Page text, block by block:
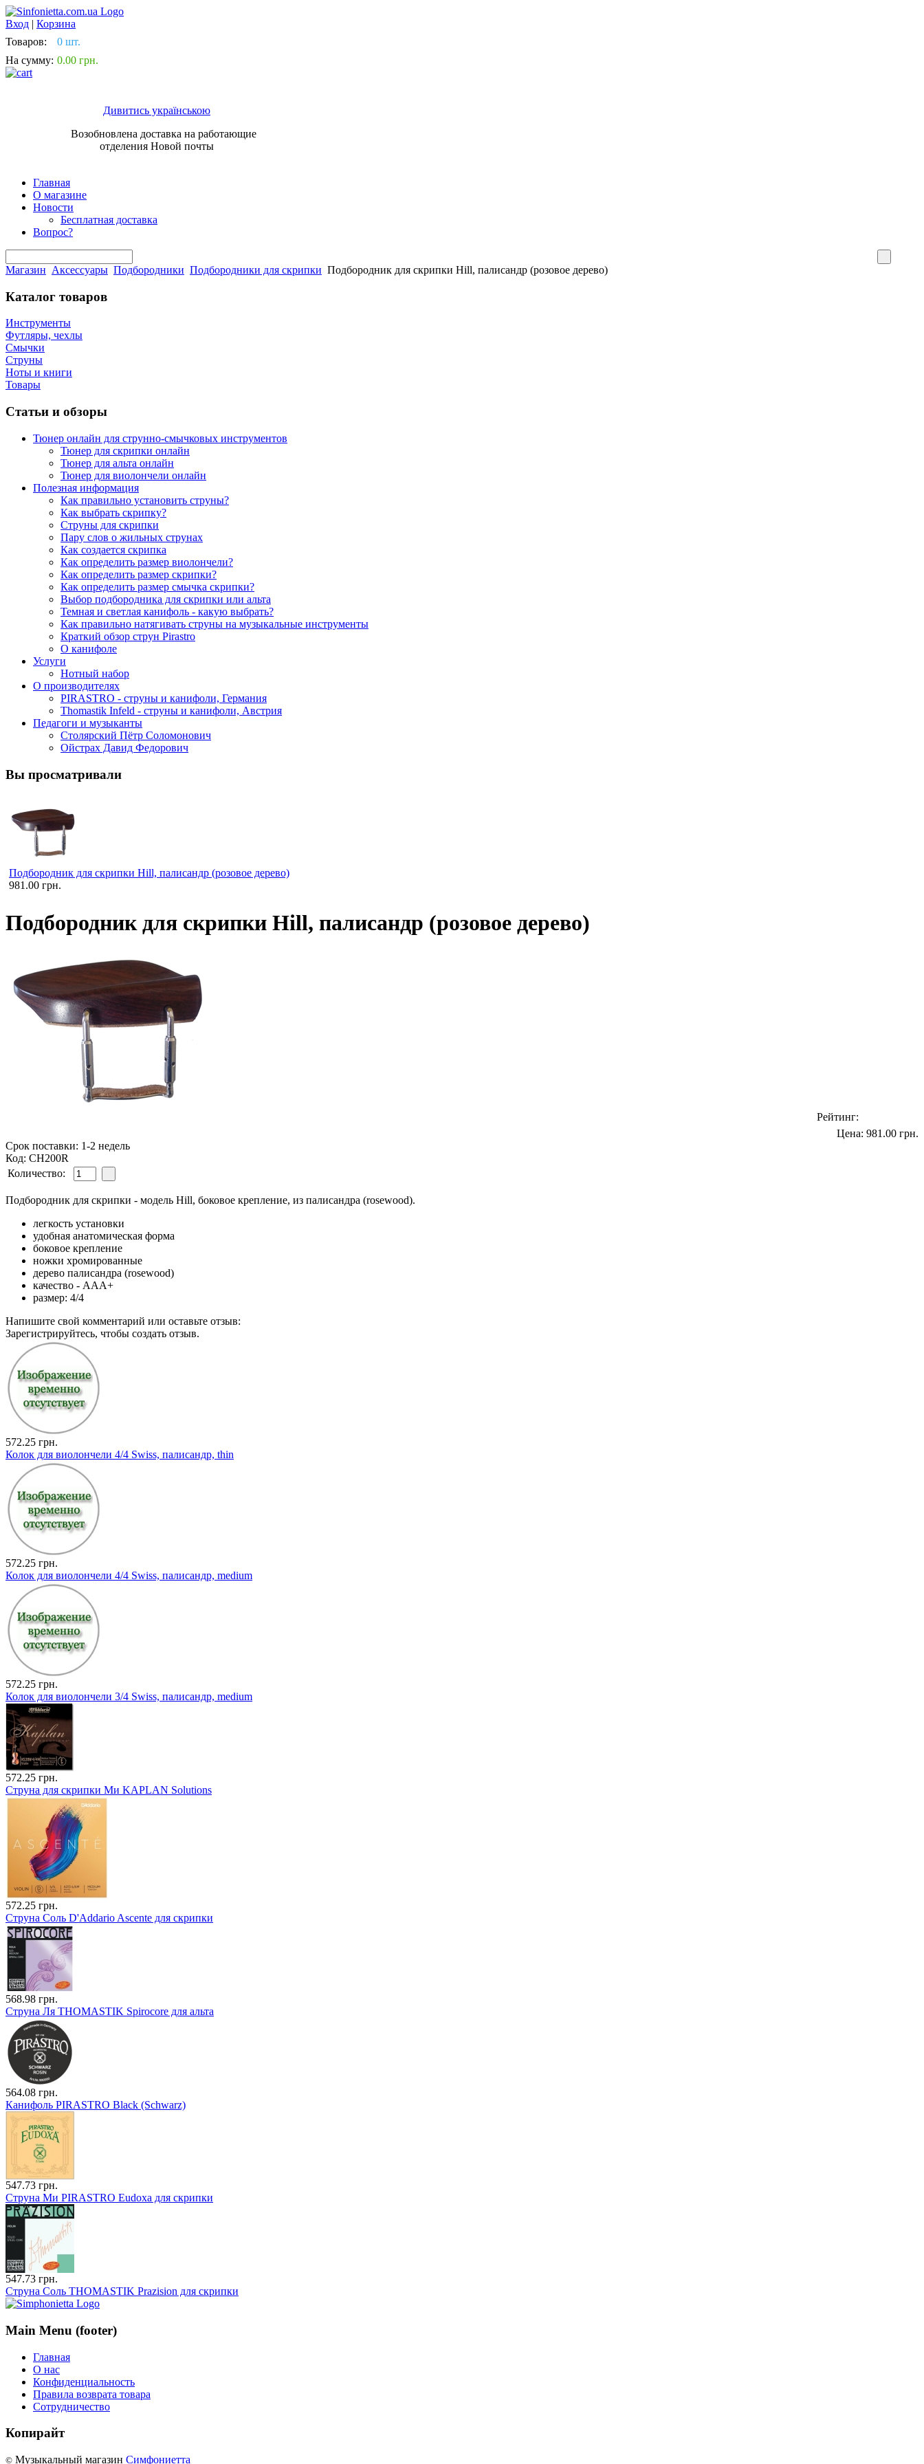
Вход | Корзина
Товаров:
0 шт.
На сумму: 0.00 грн.
Дивитись українською
Возобновлена доставка на работающие
отделения Новой почты
Главная
О магазине
Новости
Бесплатная доставка
Вопрос?
Магазин Аксессуары Подбородники Подбородники для скрипки Подбородник для скрипки Hill, палисандр (розовое дерево)
Каталог товаров
Инструменты
Футляры, чехлы
Смычки
Струны
Ноты и книги
Товары
Статьи и обзоры
Тюнер онлайн для струнно-смычковых инструментов
Тюнер для скрипки онлайн
Тюнер для альта онлайн
Тюнер для виолончели онлайн
Полезная информация
Как правильно установить струны?
Как выбрать скрипку?
Струны для скрипки
Пару слов о жильных струнах
Как создается скрипка
Как определить размер виолончели?
Как определить размер скрипки?
Как определить размер смычка скрипки?
Выбор подбородника для скрипки или альта
Темная и светлая канифоль - какую выбрать?
Как правильно натягивать струны на музыкальные инструменты
Краткий обзор струн Pirastro
О канифоле
Услуги
Нотный набор
О производителях
PIRASTRO - струны и канифоли, Германия
Thomastik Infeld - струны и канифоли, Австрия
Педагоги и музыканты
Столярский Пётр Соломонович
Ойстрах Давид Федорович
Вы просматривали
Подбородник для скрипки Hill, палисандр (розовое дерево)
981.00 грн.
Подбородник для скрипки Hill, палисандр (розовое дерево)
Рейтинг:
Цена: 981.00 грн.
Срок поставки: 1-2 недель
Код: CH200R
Количество:
Подбородник для скрипки - модель Hill, боковое крепление, из палисандра (rosewood).
легкость установки
удобная анатомическая форма
боковое крепление
ножки хромированные
дерево палисандра (rosewood)
качество - AAA+
размер: 4/4
Напишите свой комментарий или оставьте отзыв:
Зарегистрируйтесь, чтобы создать отзыв.
572.25 грн.
Колок для виолончели 4/4 Swiss, палисандр, thin
572.25 грн.
Колок для виолончели 4/4 Swiss, палисандр, medium
572.25 грн.
Колок для виолончели 3/4 Swiss, палисандр, medium
572.25 грн.
Струна для скрипки Ми KAPLAN Solutions
572.25 грн.
Струна Соль D'Addario Ascente для скрипки
568.98 грн.
Струна Ля THOMASTIK Spirocore для альта
564.08 грн.
Канифоль PIRASTRO Black (Schwarz)
547.73 грн.
Струна Ми PIRASTRO Eudoxa для скрипки
547.73 грн.
Струна Соль THOMASTIK Prazision для скрипки
Main Menu (footer)
Главная
О нас
Конфиденциальность
Правила возврата товара
Сотрудничество
Копирайт
© Музыкальный магазин Симфониетта